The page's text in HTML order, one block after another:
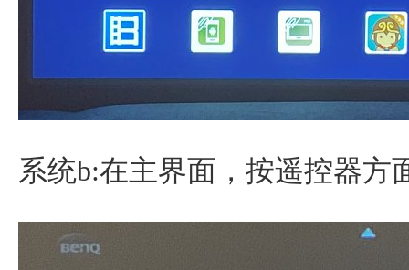
系统b:在主界面，按遥控器方